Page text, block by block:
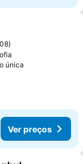
favoritos
única
Ver preços